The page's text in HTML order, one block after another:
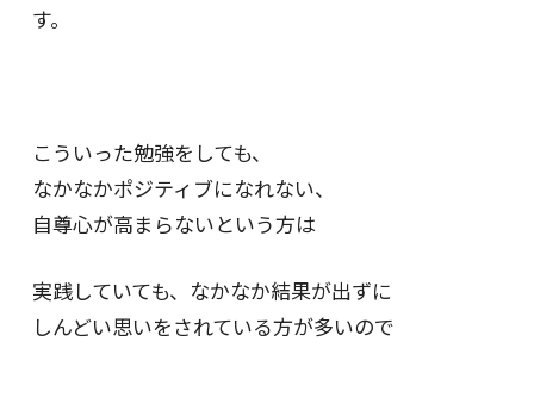
す。
こういった勉強をしても、
なかなかポジティブになれない、
自尊心が高まらないという方は
実践していても、なかなか結果が出ずに
しんどい思いをされている方が多いので